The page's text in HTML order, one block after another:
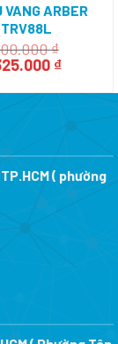
VANG ARBER
₫
₫Giá
tại
( phường